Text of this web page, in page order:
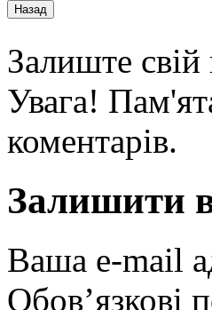
Залиште свій
Увага!
коментарів.
Залишити
Ваша e-mail
Обов’язкові